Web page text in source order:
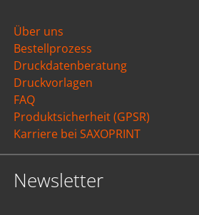
Über uns
Bestellprozess
Druckdatenberatung
Druckvorlagen
FAQ
Produktsicherheit (GPSR)
Karriere bei SAXOPRINT
Newsletter